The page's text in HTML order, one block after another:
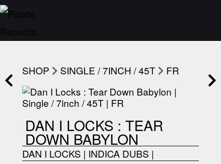
SHOP SINGLE / 7INCH / 45T FR
DAN I LOCKS : TEAR
DOWN BABYLON
DAN I LOCKS | INDICA DUBS |